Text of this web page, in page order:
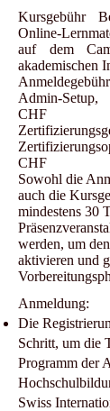
Kursgebühr
Online-
auf dem
akademischen
Admin-Setup,
CHF
CHF
Sowohl die
auch die
mindestens 30
werden, um
aktivieren und
Anmeldung:
Die
Schritt, um die
Programm der
Swiss